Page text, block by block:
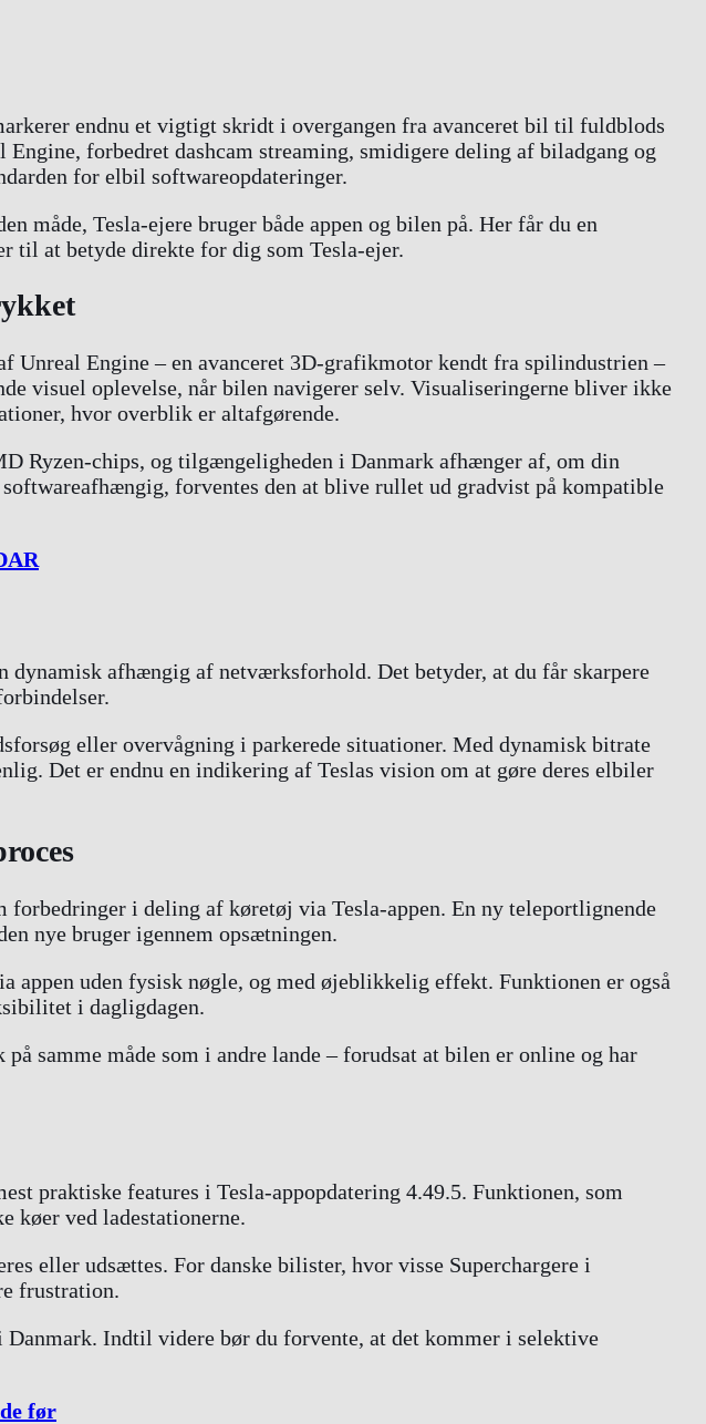
endnu et vigtigt skridt i overgangen fra avanceret bil til fuldblods
forbedret dashcam streaming, smidigere deling af biladgang og
for elbil softwareopdateringer.
måde, Tesla-ejere bruger både appen og bilen på. Her får du en
til at betyde direkte for dig som Tesla-ejer.
Unreal Engine – en avanceret 3D-grafikmotor kendt fra spilindustrien –
visuel oplevelse, når bilen navigerer selv. Visualiseringerne bliver ikke
hvor overblik er altafgørende.
Ryzen-chips, og tilgængeligheden i Danmark afhænger af, om din
forventes den at blive rullet ud gradvist på kompatible
afhængig af netværksforhold. Det betyder, at du får skarpere
eller overvågning i parkerede situationer. Med dynamisk bitrate
Det er endnu en indikering af Teslas vision om at gøre deres elbiler
i deling af køretøj via Tesla-appen. En ny teleportlignende
nye bruger igennem opsætningen.
uden fysisk nøgle, og med øjeblikkelig effekt. Funktionen er også
i dagligdagen.
samme måde som i andre lande – forudsat at bilen er online og har
praktiske features i Tesla-appopdatering 4.49.5. Funktionen, som
køer ved ladestationerne.
eller udsættes. For danske bilister, hvor visse Superchargere i
frustration.
Indtil videre bør du forvente, at det kommer i selektive
før